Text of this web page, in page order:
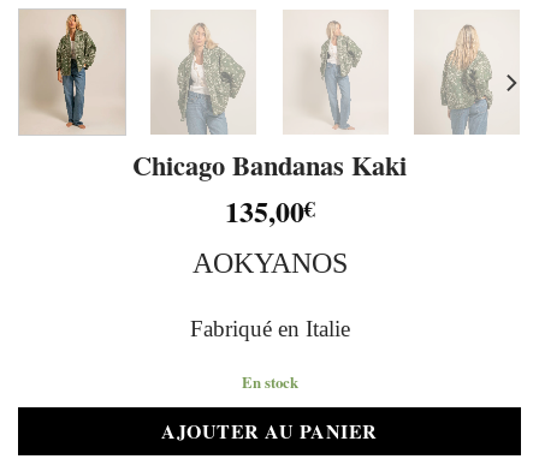
Chicago Bandanas Kaki
135,00€
AOKYANOS
Fabriqué en Italie
En stock
AJOUTER AU PANIER